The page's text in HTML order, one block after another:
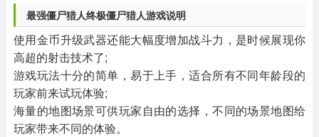
最强僵尸猎人终极僵尸猎人游戏说明
使用金币升级武器还能大幅度增加战斗力，是时候展现你
高超的射击技术了;
游戏玩法十分的简单，易于上手，适合所有不同年龄段的
玩家前来试玩体验;
海量的地图场景可供玩家自由的选择，不同的场景地图给
玩家带来不同的体验。